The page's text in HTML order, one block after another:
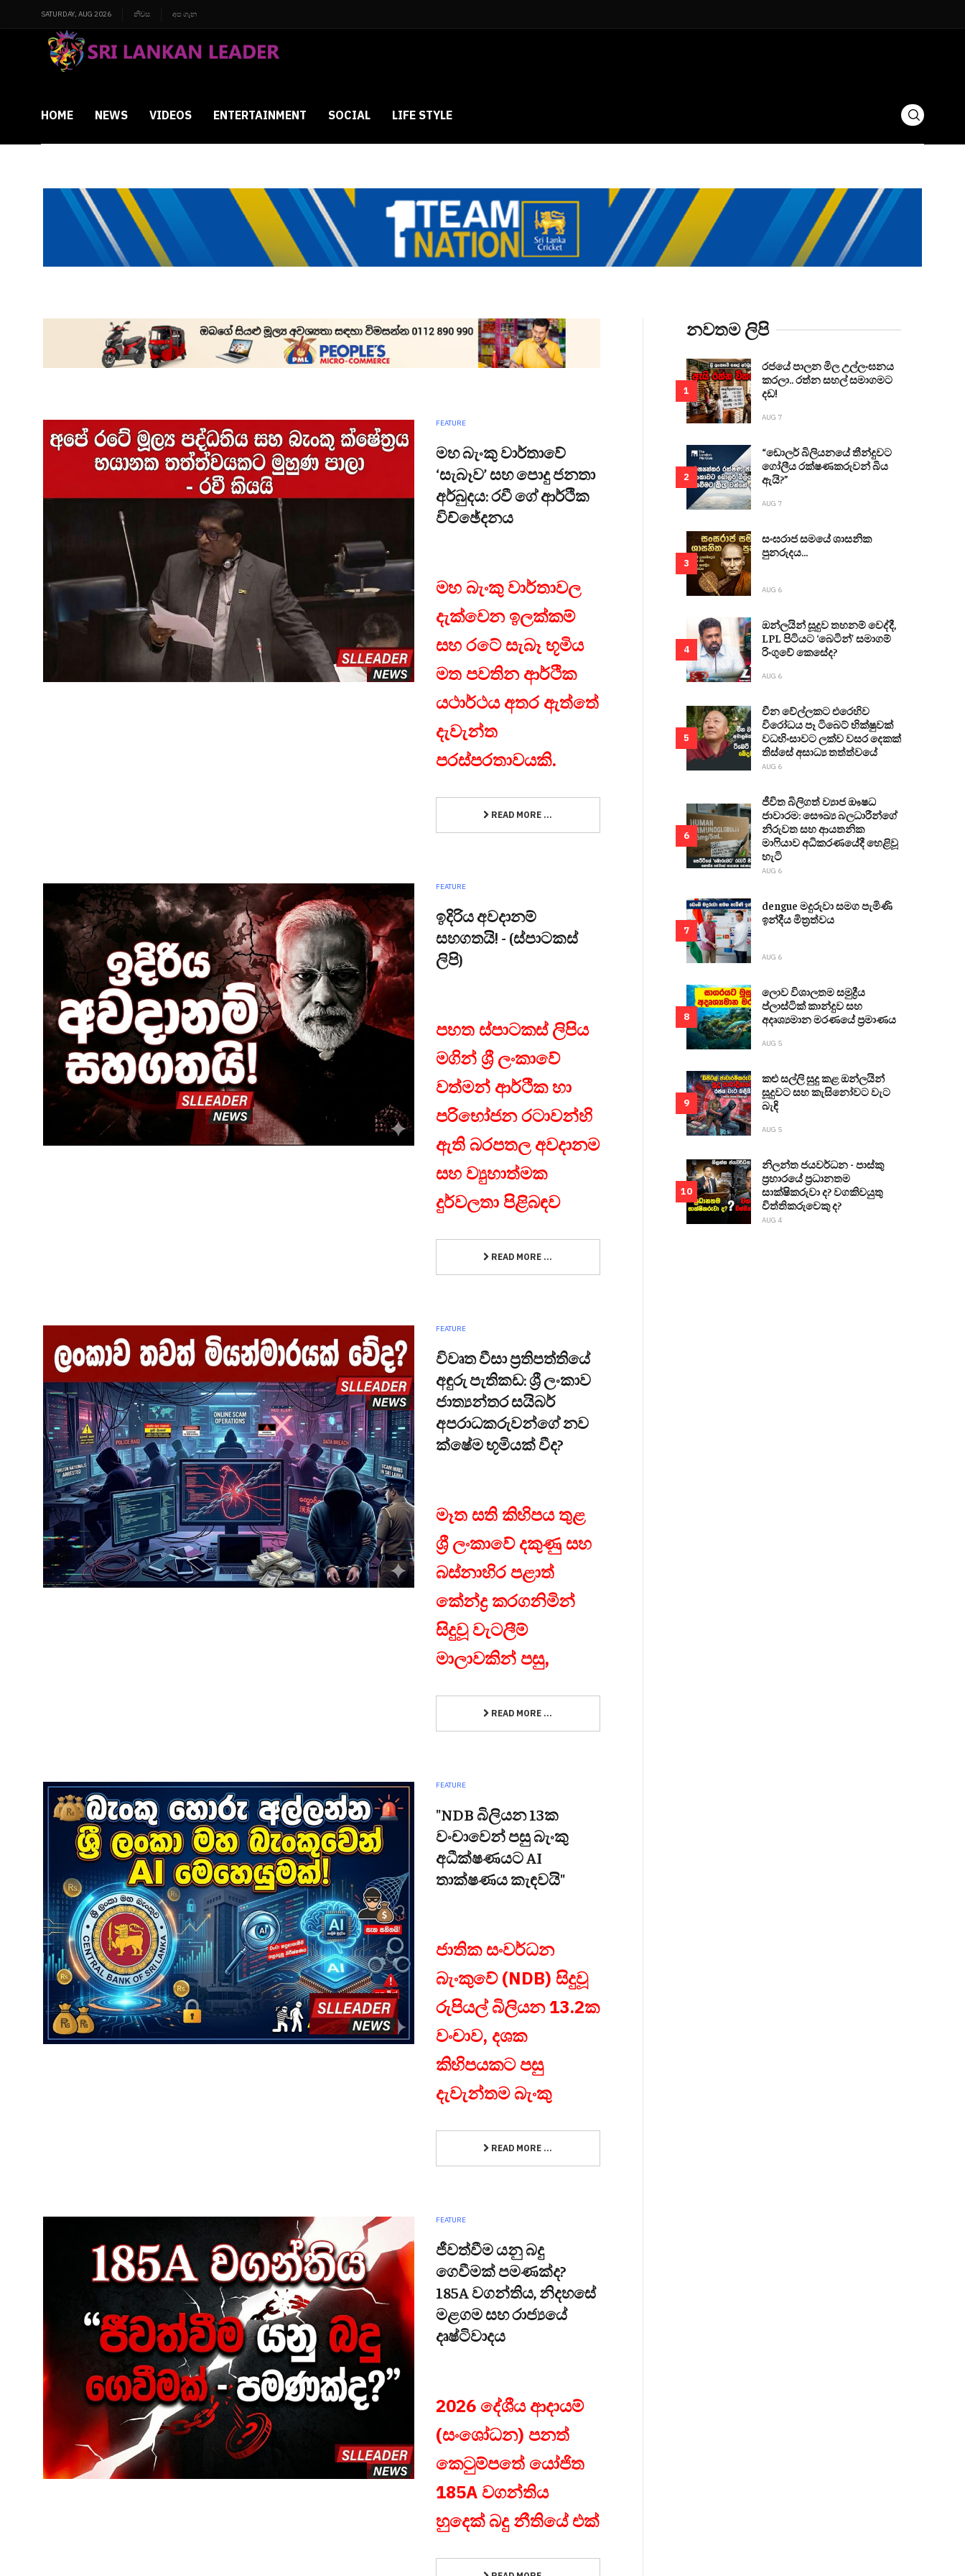
SATURDAY, AUG 2026 නිවස අප ගැන
HOME NEWS VIDEOS ENTERTAINMENT SOCIAL LIFE STYLE
FEATURE
මහ බැංකු වාර්තාවේ
‘සැබෑව’ සහ පොදු ජනතා
අර්බුදය: රවී ගේ ආර්ථික
විච්ඡේදනය
මහ බැංකු වාර්තාවල
දැක්වෙන ඉලක්කම්
සහ රටේ සැබෑ භූමිය
මත පවතින ආර්ථික
යථාර්ථය අතර ඇත්තේ
දැවැන්ත
පරස්පරතාවයකි.
READ MORE ...
FEATURE
ඉදිරිය අවදානම්
සහගතයි! - (ස්පාටකස්
ලිපි)
පහත ස්පාටකස් ලිපිය
මගින් ශ්‍රී ලංකාවේ
වත්මන් ආර්ථික හා
පරිභෝජන රටාවන්හි
ඇති බරපතල අවදානම
සහ ව්‍යුහාත්මක
දුර්වලතා පිළිබඳව
READ MORE ...
FEATURE
විවෘත වීසා ප්‍රතිපත්තියේ
අඳුරු පැතිකඩ: ශ්‍රී ලංකාව
ජාත්‍යන්තර සයිබර්
අපරාධකරුවන්ගේ නව
ක්ෂේම භූමියක් වීද?
මෑත සති කිහිපය තුළ
ශ්‍රී ලංකාවේ දකුණු සහ
බස්නාහිර පළාත්
කේන්ද්‍ර කරගනිමින්
සිදුවූ වැටලීම්
මාලාවකින් පසු,
READ MORE ...
FEATURE
"NDB බිලියන 13ක
වංචාවෙන් පසු බැංකු
අධීක්ෂණයට AI
තාක්ෂණය කැඳවයි"
ජාතික සංවර්ධන
බැංකුවේ (NDB) සිදුවූ
රුපියල් බිලියන 13.2ක
වංචාව, දශක
කිහිපයකට පසු
දැවැන්තම බැංකු
READ MORE ...
FEATURE
ජීවත්වීම යනු බදු
ගෙවීමක් පමණක්ද?
185A වගන්තිය, නිදහසේ
මළගම සහ රාජ්‍යයේ
දෘෂ්ටිවාදය
2026 දේශීය ආදායම්
(සංශෝධන) පනත්
කෙටුම්පතේ යෝජිත
185A වගන්තිය
හුදෙක් බදු නීතියේ එක්
නවතම ලිපි
1
රජයේ පාලන මිල උල්ලංඝනය
කරලා.. රත්න සහල් සමාගමට
දඩ!
AUG 7
2
“ඩොලර් බිලියනයේ තීන්දුවට
ගෝලීය රක්ෂණකරුවන් බිය
ඇයි?”
AUG 7
3
සංඝරාජ සමයේ ශාසනික
පුනරුදය...
AUG 6
4
ඔන්ලයින් සූදුව තහනම් වෙද්දී,
LPL පිටියට ‘බෙටින්’ සමාගම්
රිංගුවේ කෙසේද?
AUG 6
5
චීන වේල්ලකට එරෙහිව
විරෝධය පෑ ටිබෙට් භික්ෂුවක්
වධහිංසාවට ලක්ව වසර දෙකක්
තිස්සේ අසාධ්‍ය තත්ත්වයේ
AUG 6
6
ජීවිත බිලිගත් ව්‍යාජ ඖෂධ
ජාවාරම: සෞඛ්‍ය බලධාරීන්ගේ
නිරුවත සහ ආයතනික
මාෆියාව අධිකරණයේදී හෙළිවූ
හැටි
AUG 6
7
dengue මදුරුවා සමග පැමිණි
ඉන්දීය මිත්‍රත්වය
AUG 6
8
ලොව විශාලතම සමුද්‍රීය
ප්ලාස්ටික් කාන්දුව සහ
අදෘශ්‍යමාන මරණයේ ප්‍රමාණය
AUG 5
9
කළු සල්ලි සුදු කළ ඔන්ලයින්
සූදුවට සහ කැසිනෝවට වැට
බැඳි
AUG 5
10
නිලන්ත ජයවර්ධන - පාස්කු
ප්‍රහාරයේ ප්‍රධානතම
සාක්ෂිකරුවා ද? වගකිවයුතු
විත්තිකරුවෙකු ද?
AUG 4